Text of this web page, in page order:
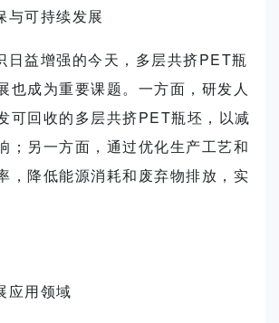
与可持续发展
日益增强的今天，多层共挤PET瓶
也成为重要课题。一方面，研发人
可回收的多层共挤PET瓶坯，以减
；另一方面，通过优化生产工艺和
，降低能源消耗和废弃物排放，实
应用领域